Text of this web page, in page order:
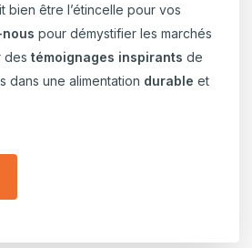
bien être l’étincelle pour vos
pour démystifier les marchés
destémoignages inspirants de
dans une alimentation durable et